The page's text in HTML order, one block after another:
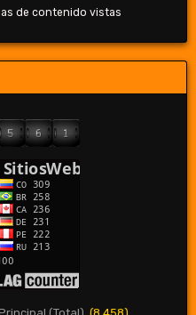
de contenido vistas